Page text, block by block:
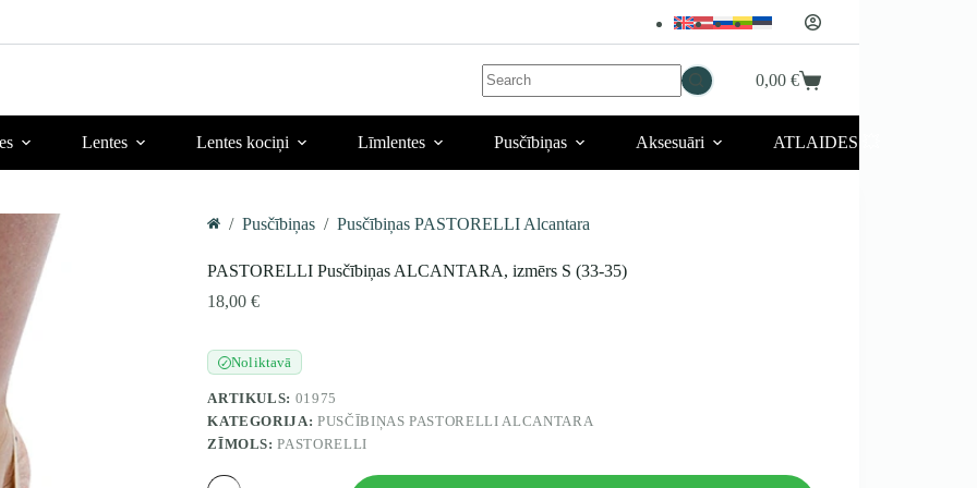
No
results
Iepirkumu
0,00€
Lentes Lentes kociņi Līmlentes Pusčībiņas Aksesuāri ATLAIDES 💥
/ Pusčībiņas / Pusčībiņas PASTORELLI Alcantara
PASTORELLI Pusčībiņas ALCANTARA, izmērs S (33-35)
18,00€
✓Noliktavā
ARTIKULS: 01975
KATEGORIJA:PUSČĪBIŅAS PASTORELLI ALCANTARA
ZĪMOLS:PASTORELLI
PASTORELLI